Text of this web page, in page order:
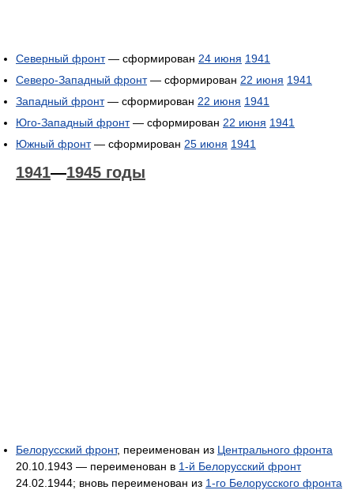
Северный фронт— сформирован 24 июня 1941
Северо-Западный фронт— сформирован 22 июня 1941
Западный фронт— сформирован 22 июня 1941
Юго-Западный фронт— сформирован 22 июня 1941
Южный фронт— сформирован 25 июня 1941
1941—1945 годы
Белорусский фронт, переименован из Центрального фронта
20.10.1943 — переименован в 1-й Белорусский фронт
24.02.1944; вновь переименован из 1-го Белорусского фронта